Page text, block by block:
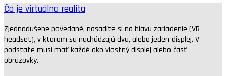
Čo je virtuálna realita
Zjednodušene povedané, nasadíte si na hlavu zariadenie (VR
headset), v ktorom sa nachádzajú dva, alebo jeden displej. V
podstate musí mať každé oko vlastný displej alebo časť
obrazovky.